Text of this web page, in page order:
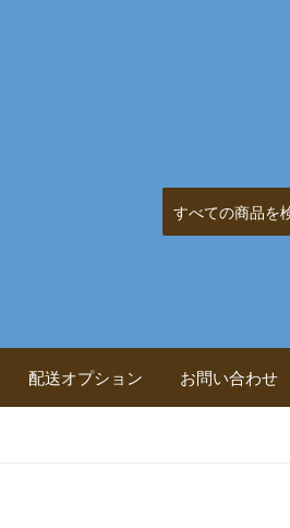
配送オプション お問い合わせ